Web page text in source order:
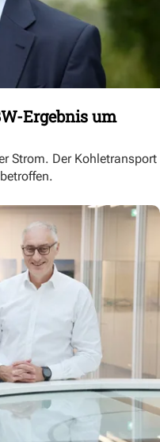
Ergebnis um
Strom. Der Kohletransport